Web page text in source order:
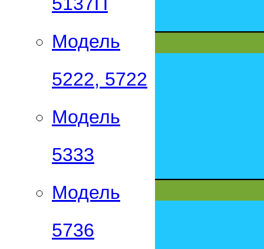
Модель
5222, 5722
Модель
5333
Модель
5736